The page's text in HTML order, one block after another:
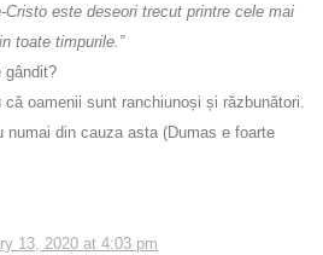
Cristo este deseori trecut printre cele mai
toate timpurile.”
gândit?
oamenii sunt ranchiunoși și răzbunători.
numai din cauza asta (Dumas e foarte
13, 2020 at 4:03 pm